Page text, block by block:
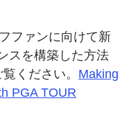
ファンに向けて新
スを構築した方法
ください。 Making
PGA TOUR